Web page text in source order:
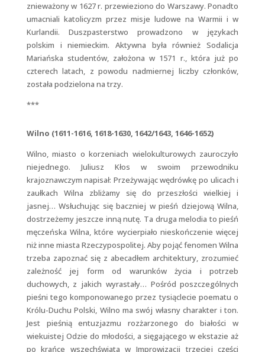
znieważony w 1627 r. przewieziono do Warszawy. Ponadto
umacniali katolicyzm przez misje ludowe na Warmii i w
Kurlandii. Duszpasterstwo prowadzono w językach
polskim i niemieckim. Aktywna była również Sodalicja
Mariańska studentów, założona w 1571 r., która już po
czterech latach, z powodu nadmiernej liczby członków,
została podzielona na trzy.
***
Wilno (1611-1616, 1618-1630, 1642/1643, 1646-1652)
Wilno, miasto o korzeniach wielokulturowych zauroczyło
niejednego. Juliusz Kłos w swoim przewodniku
krajoznawczym napisał: Przeżywając wędrówkę po ulicach i
zaułkach Wilna zbliżamy się do przeszłości wielkiej i
jasnej… Wsłuchując się baczniej w pieśń dziejową Wilna,
dostrzeżemy jeszcze inną nutę. Ta druga melodia to pieśń
męczeńska Wilna, które wycierpiało nieskończenie więcej
niż inne miasta Rzeczypospolitej. Aby pojąć fenomen Wilna
trzeba zapoznać się z abecadłem architektury, zrozumieć
zależność jej form od warunków życia i potrzeb
duchowych, z jakich wyrastały… Pośród poszczególnych
pieśni tego komponowanego przez tysiąclecie poematu o
Królu-Duchu Polski, Wilno ma swój własny charakter i ton.
Jest pieśnią entuzjazmu rozżarzonego do białości w
wiekuistej Odzie do młodości, a sięgającego w ekstazie aż
po krańce wszechświata w Improwizacji trzeciej części